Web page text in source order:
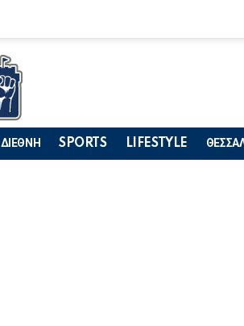
ΔΙΕΘΝΗ SPORTS LIFESTYLE